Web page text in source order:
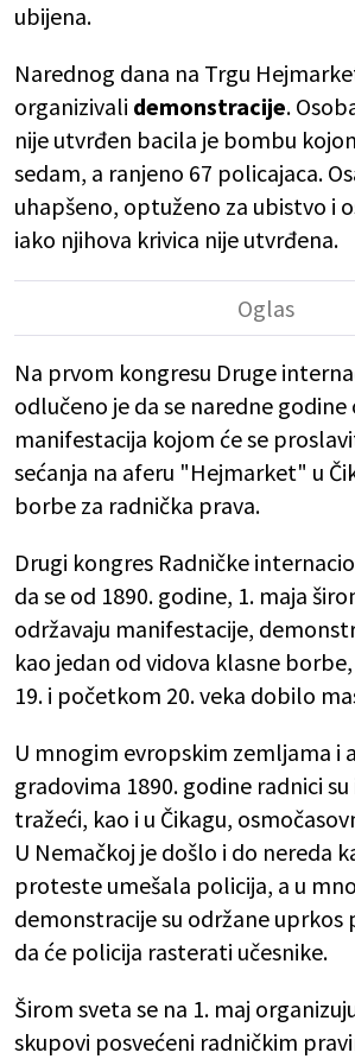
ubijena.
Narednog dana na Trgu
organizivali demonstracije.
nije utvrđen bacila je bombu
sedam, a ranjeno 67 policajaca.
uhapšeno, optuženo za ubistvo i
iako njihova krivica nije utvrđena.
Na prvom kongresu Druge
odlučeno je da se naredne godine
manifestacija kojom će se
sećanja na aferu "Hejmarket" u
borbe za radnička prava.
Drugi kongres Radničke
da se od 1890. godine, 1. maja
održavaju manifestacije,
kao jedan od vidova klasne
19. i početkom 20. veka dobilo
U mnogim evropskim zemljama i
gradovima 1890. godine radnici
tražeći, kao i u Čikagu,
U Nemačkoj je došlo i do nereda
proteste umešala policija, a u
demonstracije su održane
da će policija rasterati učesnike.
Širom sveta se na 1. maj
skupovi posvećeni radničkim